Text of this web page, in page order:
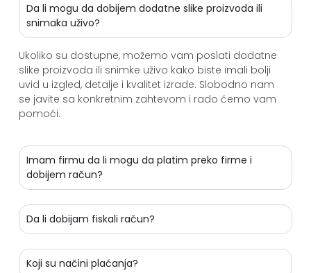
Da li mogu da dobijem dodatne slike proizvoda ili
snimaka uživo?
Ukoliko su dostupne, možemo vam poslati dodatne
slike proizvoda ili snimke uživo kako biste imali bolji
uvid u izgled, detalje i kvalitet izrade. Slobodno nam
se javite sa konkretnim zahtevom i rado ćemo vam
pomoći.
Imam firmu da li mogu da platim preko firme i
dobijem račun?
Da li dobijam fiskali račun?
Koji su načini plaćanja?